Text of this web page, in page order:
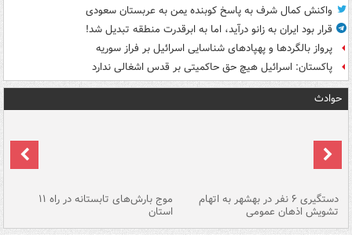
واکنش کمال شرف به پاسخ کوبنده یمن به عربستان سعودی
قرار بود ایران به زانو درآید، اما به ابرقدرت منطقه تبدیل شد!
پرواز بالگردها و پهپادهای شناسایی اسرائیل بر فراز سوریه
پاکستان: اسرائیل هیچ حق حاکمیتی بر قدس اشغالی ندارد
حوادث
دستگیری ۶ نفر در بهشهر به اتهام
تشویش اذهان عمومی
موج بارش‌های تابستانه در راه ۱۱
استان